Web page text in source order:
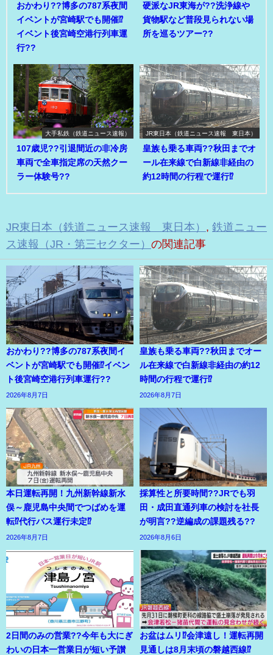
おかわり??博多の787系夜間
イベントが宮崎駅でも開催⁉
イベント後宮崎空港行列車運
行??
硬派なJR東海が??洗浄線や
貨物駅など普段見られない場
所を巡るツアー??
大手私鉄（鉄道ニュース速報）
107歳児??引退間近の非冷房
車両で全車指定席の天然クー
ラー体験号??
JR東日本（鉄道ニュース速報 東日本）
皇族も乗る車両??秋田までオ
ール在来線で白新線非経由の
約12時間の行程で運行⁉
JR東日本（鉄道ニュース速報 東日本）
鉄道ニュー
ス速報（JR・第三セクター） の関連記事
おかわり??博多の787系夜間イ
ベントが宮崎駅でも開催⁉イベン
ト後宮崎空港行列車運行??
2026年8月7日
皇族も乗る車両??秋田までオー
ル在来線で白新線非経由の約12
時間の行程で運行⁉
2026年8月7日
本日運転再開！九州新幹線新水
俣～鹿児島中央間でつばめを運
転⁉代行バス運行未定⁉
2026年8月7日
採算性と所要時間??JRでも羽
田・成田直通列車の検討を社長
が明言??逆編成の課題残る??
2026年8月6日
2日間のみの営業??今年も大にぎ
わいの日本一営業日が短い予讃
お盆はムリ⁉会津遠し！運転再開
見通しは8月末頃の磐越西線⁉